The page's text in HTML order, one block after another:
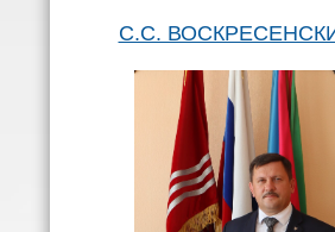
С.С.